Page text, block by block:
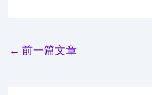
← 前一篇文章